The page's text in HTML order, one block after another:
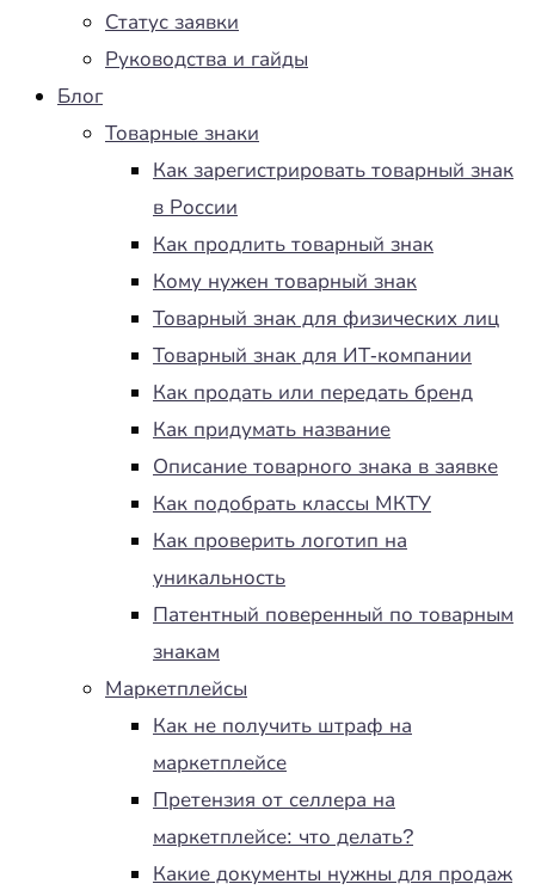
Статус заявки
Руководства и гайды
Блог
Товарные знаки
Как зарегистрировать товарный знак
в России
Как продлить товарный знак
Кому нужен товарный знак
Товарный знак для физических лиц
Товарный знак для ИТ-компании
Как продать или передать бренд
Как придумать название
Описание товарного знака в заявке
Как подобрать классы МКТУ
Как проверить логотип на
уникальность
Патентный поверенный по товарным
знакам
Маркетплейсы
Как не получить штраф на
маркетплейсе
Претензия от селлера на
маркетплейсе: что делать?
Какие документы нужны для продаж